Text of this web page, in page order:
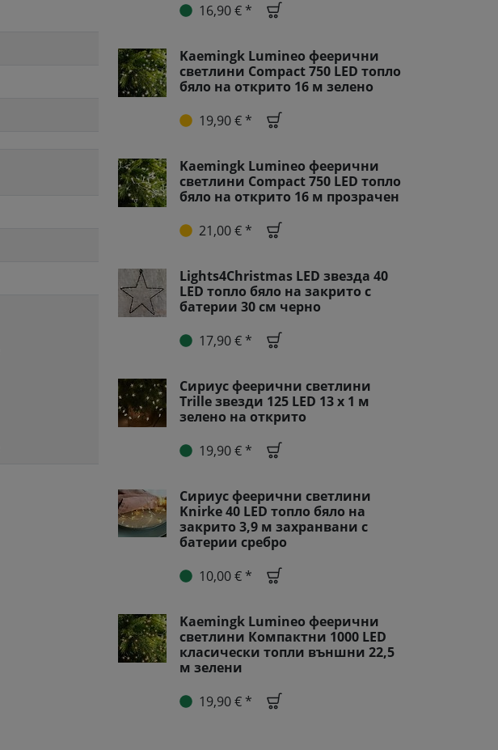
16,90 € *
Kaemingk Lumineo феерични
светлини Compact 750 LED топло
бяло на открито 16 м зелено
19,90 € *
Kaemingk Lumineo феерични
светлини Compact 750 LED топло
бяло на открито 16 м прозрачен
21,00 € *
Lights4Christmas LED звезда 40
LED топло бяло на закрито с
батерии 30 см черно
17,90 € *
Сириус феерични светлини
Trille звезди 125 LED 13 х 1 м
зелено на открито
19,90 € *
Сириус феерични светлини
Knirke 40 LED топло бяло на
закрито 3,9 м захранвани с
батерии сребро
10,00 € *
Kaemingk Lumineo феерични
светлини Компактни 1000 LED
класически топли външни 22,5
м зелени
19,90 € *